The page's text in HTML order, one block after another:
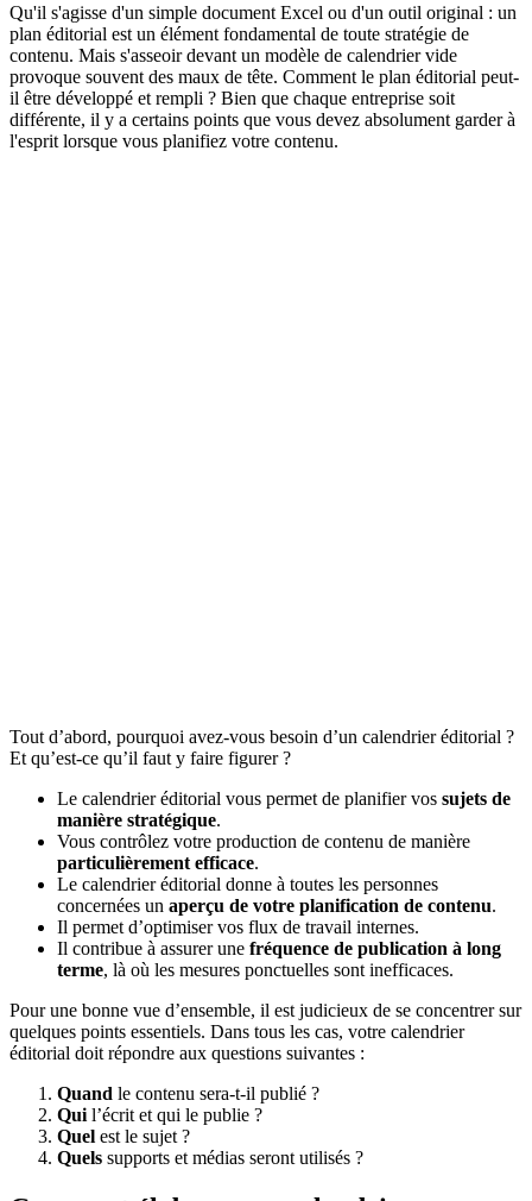
Qu'il s'agisse d'un simple document Excel ou d'un outil original : un
plan éditorial est un élément fondamental de toute stratégie de
contenu. Mais s'asseoir devant un modèle de calendrier vide
provoque souvent des maux de tête. Comment le plan éditorial peut-
il être développé et rempli ? Bien que chaque entreprise soit
différente, il y a certains points que vous devez absolument garder à
l'esprit lorsque vous planifiez votre contenu.
Tout d’abord, pourquoi avez-vous besoin d’un calendrier éditorial ?
Et qu’est-ce qu’il faut y faire figurer ?
Le calendrier éditorial vous permet de planifier vos sujets de
manière stratégique.
Vous contrôlez votre production de contenu de manière
particulièrement efficace.
Le calendrier éditorial donne à toutes les personnes
concernées un aperçu de votre planification de contenu.
Il permet d’optimiser vos flux de travail internes.
Il contribue à assurer une fréquence de publication à long
terme, là où les mesures ponctuelles sont inefficaces.
Pour une bonne vue d’ensemble, il est judicieux de se concentrer sur
quelques points essentiels. Dans tous les cas, votre calendrier
éditorial doit répondre aux questions suivantes :
Quand le contenu sera-t-il publié ?
Qui l’écrit et qui le publie ?
Quel est le sujet ?
Quels supports et médias seront utilisés ?